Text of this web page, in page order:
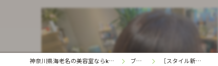
神奈川県海老名の美容室ならkoselig ブログ ［スタイル新川］